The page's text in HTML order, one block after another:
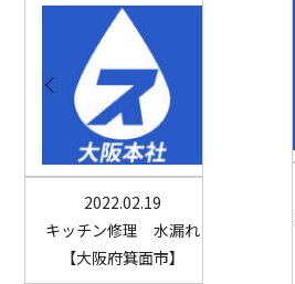
2022.02.19
キッチン修理 水漏れ
【大阪府箕面市】